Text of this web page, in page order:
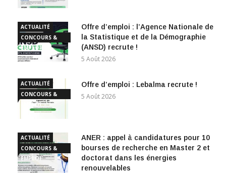
ACTUALITÉ
CONCOURS &
EMPLOI
Offre d’emploi : l’Agence Nationale de
la Statistique et de la Démographie
(ANSD) recrute !
5 Août 2026
ACTUALITÉ
CONCOURS &
EMPLOI
Offre d’emploi : Lebalma recrute !
5 Août 2026
ACTUALITÉ
CONCOURS &
EMPLOI
ANER : appel à candidatures pour 10
bourses de recherche en Master 2 et
doctorat dans les énergies
renouvelables